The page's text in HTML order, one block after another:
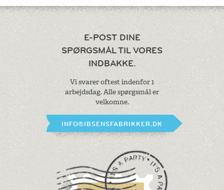
E-POST DINE
SPØRGSMÅLTIL VORES
INDBAKKE.
Vi svarer oftest indenfor 1
arbejdsdag.Alle spørgsmål er
velkomne.
INFO@IBSENSFABRIKKER.DK